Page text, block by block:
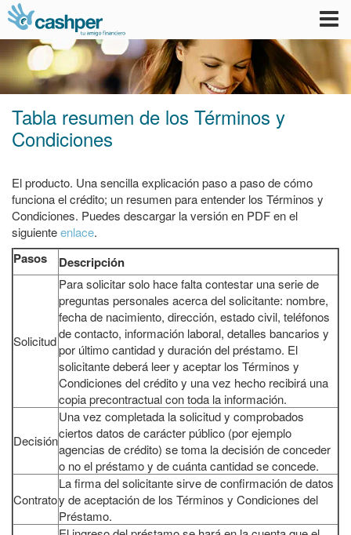
Tabla resumen de los Términos y
Condiciones
El producto. Una sencilla explicación paso a paso de cómo
funciona el crédito; un resumen para entender los Términos y
Condiciones. Puedes descargar la versión en PDF en el
siguienteenlace.
Pasos Descripción
Solicitud
Para solicitar solo hace falta contestar una serie de
preguntas personales acerca del solicitante: nombre,
fecha de nacimiento, dirección, estado civil, teléfonos
de contacto, información laboral, detalles bancarios y
por último cantidad y duración del préstamo. El
solicitante deberá leer y aceptar los Términos y
Condiciones del crédito y una vez hecho recibirá una
copia precontractual con toda la información.
Decisión
Una vez completada la solicitud y comprobados
ciertos datos de carácter público (por ejemplo
agencias de crédito) se toma la decisión de conceder
o no el préstamo y de cuánta cantidad se concede.
Contrato
La firma del solicitante sirve de confirmación de datos
y de aceptación de los Términos y Condiciones del
Préstamo.